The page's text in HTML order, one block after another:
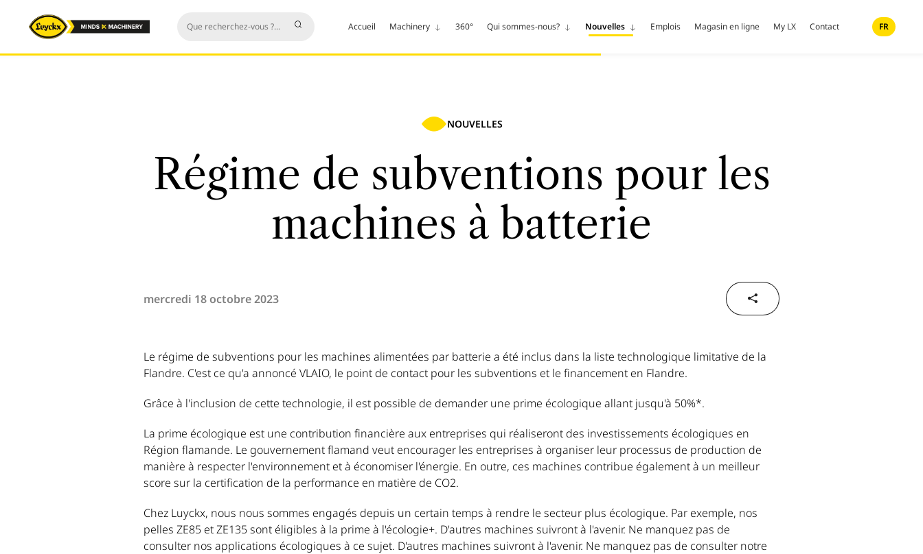
Accueil Machinery 360° Qui sommes-nous? Nouvelles Emplois Magasin en ligne My LX Contact FR
NOUVELLES
Régime de subventions pour les
machines à batterie
mercredi 18 octobre 2023
Le régime de subventions pour les machines alimentées par batterie a été inclus dans la liste technologique limitative de la
Flandre. C'est ce qu'a annoncé VLAIO, le point de contact pour les subventions et le financement en Flandre.
Grâce à l'inclusion de cette technologie, il est possible de demander une prime écologique allant jusqu'à 50%*.
La prime écologique est une contribution financière aux entreprises qui réaliseront des investissements écologiques en
Région flamande. Le gouvernement flamand veut encourager les entreprises à organiser leur processus de production de
manière à respecter l'environnement et à économiser l'énergie. En outre, ces machines contribue également à un meilleur
score sur la certification de la performance en matière de CO2.
Chez Luyckx, nous nous sommes engagés depuis un certain temps à rendre le secteur plus écologique. Par exemple, nos
pelles ZE85 et ZE135 sont éligibles à la prime à l'écologie+. D'autres machines suivront à l'avenir. Ne manquez pas de
consulter nos applications écologiques à ce sujet. D'autres machines suivront à l'avenir. Ne manquez pas de consulter notre